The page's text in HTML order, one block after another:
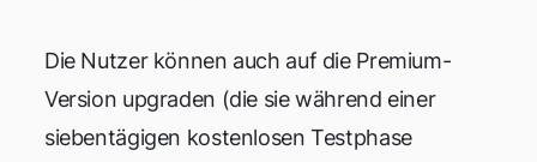
Die Nutzer können auch auf die Premium-
Version upgraden (die sie während einer
siebentägigen kostenlosen Testphase